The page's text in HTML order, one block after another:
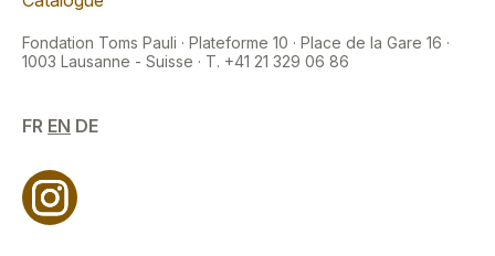
Fondation Toms Pauli · Plateforme 10 · Place de la Gare 16 ·
1003 Lausanne - Suisse · T. +41 21 329 06 86
FR EN DE